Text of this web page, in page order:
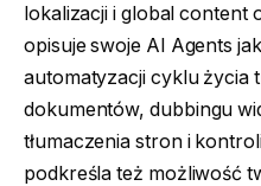
lokalizacji i global content
opisuje swoje AI Agents
automatyzacji cyklu życia
dokumentów, dubbingu
tłumaczenia stron i
podkreśla też możliwość